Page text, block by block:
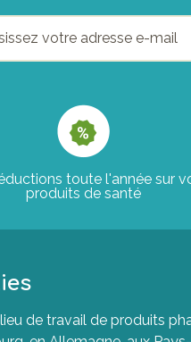
toute l'année sur
produits de santé
de travail de produits